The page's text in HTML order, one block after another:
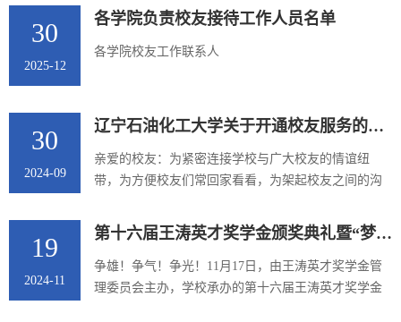
一、校友申请入校流程1.扫描二维码（二维码附后）进
入“辽宁石油化工大学校友服务大厅”平台；2.点击 “校
友注册”，按照提示完成注册申请；3.注册申请审核
息；2.如有系统操作或入...
30
2025-12
各学院负责校友接待工作人员名单
各学院校友工作联系人
30
2024-09
辽宁石油化工大学关于开通校友服务的通知
亲爱的校友：为紧密连接学校与广大校友的情谊纽
带，为方便校友们常回家看看，为架起校友之间的沟
校友服务系统。现将有关事项通知如下。一、校友网
站校友网站在保留原有功能的基础上，新增了校园风
光、校友服务、成果发布、技术需求等栏目，旨在为
广大校友打造一个加强沟通、促进情谊、增加合作的
19
2024-11
第十六届王涛英才奖学金颁奖典礼暨“梦之队”优秀代表报告会圆满举行
争雄！争气！争光！11月17日，由王涛英才奖学金管
理委员会主办，学校承办的第十六届王涛英才奖学金